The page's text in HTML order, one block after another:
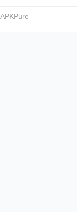
APKPure